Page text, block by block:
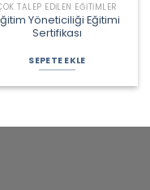
TALEP EDILEN EĞITIMLER
Yöneticiliği Eğitimi
Sertifikası
fiyat:
2.850,00 ₺.
andaki
fiyat:
1.800,00 ₺.
SEPETE EKLE